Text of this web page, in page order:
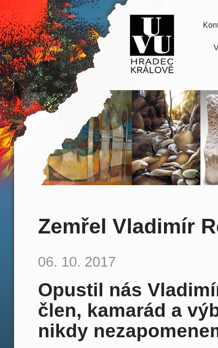
Zemřel Vladimír
06. 10. 2017
Opustil nás
člen, kamarád a
nikdy